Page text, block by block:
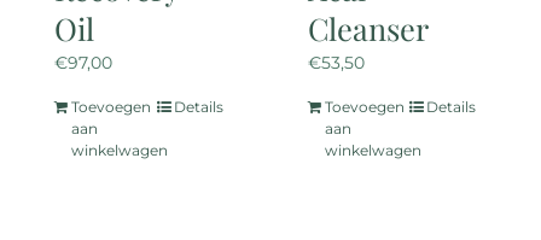
Oil
€97,00
Toevoegen
aan
winkelwagen
Details
Cleanser
€53,50
Toevoegen
aan
winkelwagen
Details